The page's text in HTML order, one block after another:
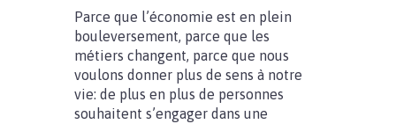
Parce que l’économie est en plein
bouleversement, parce que les
métiers changent, parce que nous
voulons donner plus de sens à notre
vie: de plus en plus de personnes
souhaitent s’engager dans une